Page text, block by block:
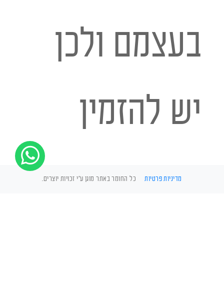
בעצמם ולכן
יש להזמין
איש מקצוע.
מדיניות פרטיותכל החומר באתר מוגן ע"י זכויות יוצרים.